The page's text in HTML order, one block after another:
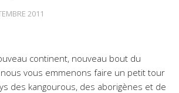
2011
continent, nouveau bout du
vous emmenons faire un petit tour
des kangourous, des aborigènes et de